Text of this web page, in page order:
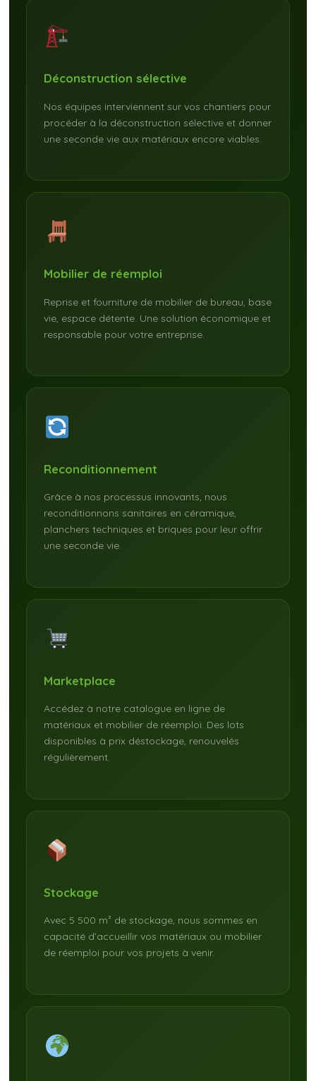
Déconstruction sélective
Nos équipes interviennent sur vos chantiers pour
procéder à la déconstruction sélective et donner
une seconde vie aux matériaux encore viables.
Mobilier de réemploi
Reprise et fourniture de mobilier de bureau, base
vie, espace détente. Une solution économique et
responsable pour votre entreprise.
Reconditionnement
Grâce à nos processus innovants, nous
reconditionnons sanitaires en céramique,
planchers techniques et briques pour leur offrir
une seconde vie.
Marketplace
Accédez à notre catalogue en ligne de
matériaux et mobilier de réemploi. Des lots
disponibles à prix déstockage, renouvelés
régulièrement.
Stockage
Avec 5 500 m² de stockage, nous sommes en
capacité d’accueillir vos matériaux ou mobilier
de réemploi pour vos projets à venir.